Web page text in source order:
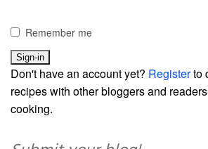
Remember me
Don't have an account yet? Registerto
recipes with other bloggers and
cooking.